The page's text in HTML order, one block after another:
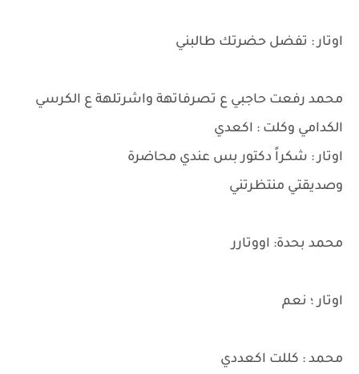
اوتار : تفضل حضرتك طالبني
محمد رفعت حاجبي ع تصرفاتهة واشرتلهة ع الكرسي
الكدامي وكلت : اكعدي
اوتار : شكراً دكتور بس عندي محاضرة
وصديقتي منتظرتني
محمد بحدة: اووتارر
اوتار ؛ نعم
محمد : كللت اكعددي